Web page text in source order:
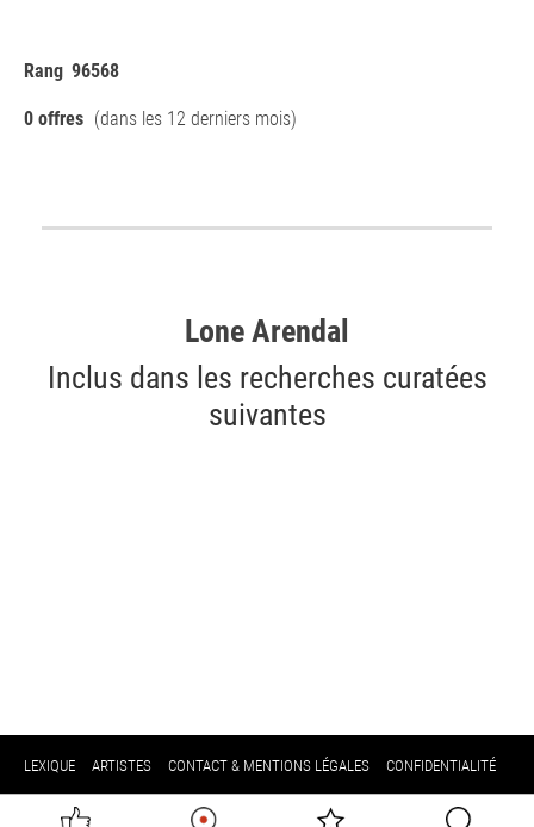
Rang 96568
0 offres (dans les 12 derniers mois)
Lone Arendal
Inclus dans les recherches curatées
suivantes
LEXIQUE ARTISTES CONTACT & MENTIONS LÉGALES CONFIDENTIALITÉ